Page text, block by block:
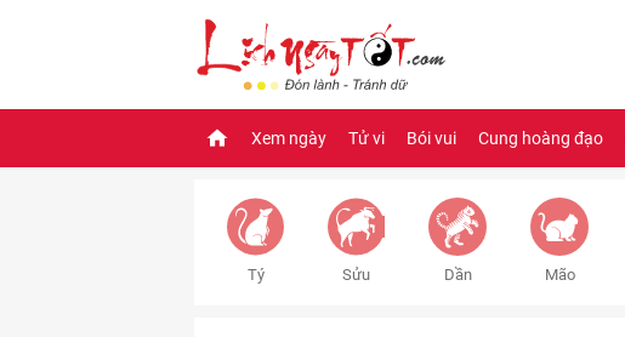
Xem ngày Tử vi Bói vui Cung hoàng đạo
Tý Sửu Dần Mão